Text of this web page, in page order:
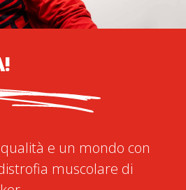
e un mondo con
muscolare di